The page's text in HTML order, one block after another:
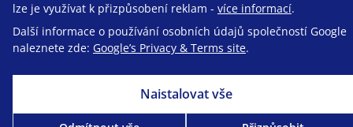
lze je využívat k přizpůsobení reklam - více informací.
Další informace o používání osobních údajů společností Google
naleznete zde: Google’s Privacy & Terms site.
Naistalovat vše
Copyright © Be Healthy Group d.o.o. 2012 - 2026
Mapa stránek
Použití cookies Nastavení cookies